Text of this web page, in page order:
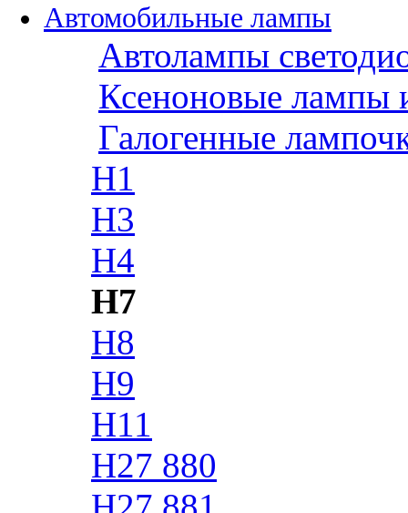
Автомобильные лампы
Автолампы
Ксеноновые лампы
Галогенные
H1
H3
H4
H7
H8
H9
H11
H27 880